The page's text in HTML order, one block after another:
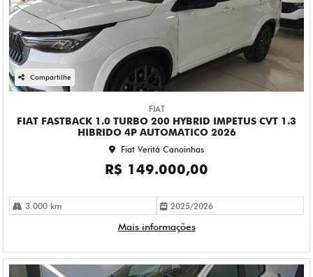
Compartilhe
FIAT
FIAT FASTBACK 1.0 TURBO 200 HYBRID IMPETUS CVT 1.3
HIBRIDO 4P AUTOMATICO 2026
Fiat Verità Canoinhas
R$ 149.000,00
3.000 km 2025/2026
Mais informações